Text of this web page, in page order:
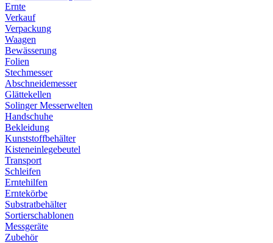
Ernte
Verkauf
Verpackung
Waagen
Bewässerung
Folien
Stechmesser
Abschneidemesser
Glättekellen
Solinger Messerwelten
Handschuhe
Bekleidung
Kunststoffbehälter
Kisteneinlegebeutel
Transport
Schleifen
Erntehilfen
Erntekörbe
Substratbehälter
Sortierschablonen
Messgeräte
Zubehör